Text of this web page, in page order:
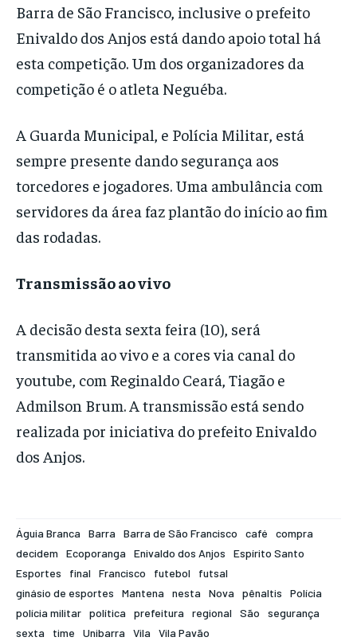
Barra de São Francisco, inclusive o prefeito
Enivaldo dos Anjos está dando apoio total há
esta competição. Um dos organizadores da
competição é o atleta Neguéba.
A Guarda Municipal, e Polícia Militar, está
sempre presente dando segurança aos
torcedores e jogadores. Uma ambulância com
servidores da área faz plantão do início ao fim
das rodadas.
Transmissão ao vivo
A decisão desta sexta feira (10), será
transmitida ao vivo e a cores via canal do
youtube, com Reginaldo Ceará, Tiagão e
Admilson Brum. A transmissão está sendo
realizada por iniciativa do prefeito Enivaldo
dos Anjos.
Águia Branca Barra Barra de São Francisco café
compra
decidem
Ecoporanga Enivaldo dos Anjos
Espírito Santo
Esportes
final Francisco futebol
futsal
ginásio de esportes
Mantena nesta Nova pênaltis
Polícia
polícia militar política prefeitura regional São
segurança
sexta
time Unibarra Vila Vila Pavão